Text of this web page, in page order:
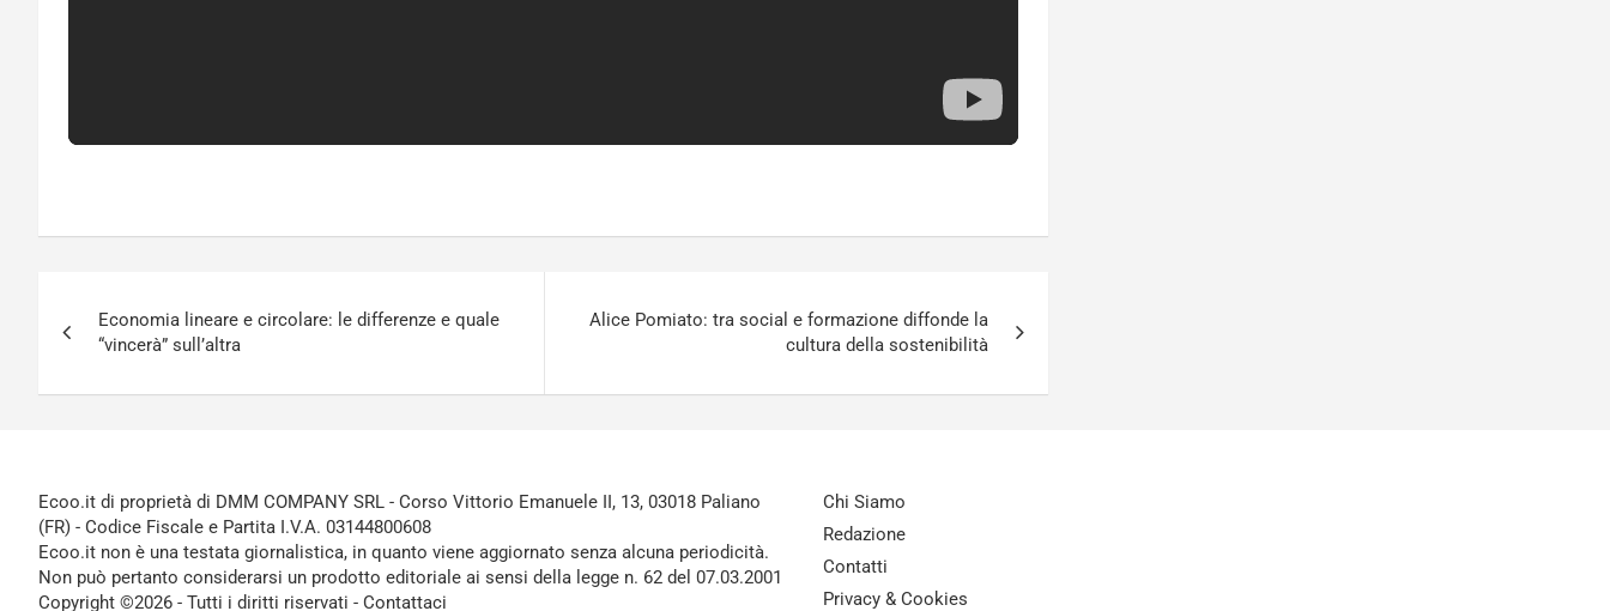
articoli
Economia lineare e circolare: le differenze e quale
“vincerà” sull’altra
Alice Pomiato: tra social e formazione diffonde la
cultura della sostenibilità
Ecoo.it di proprietà di DMM COMPANY SRL - Corso Vittorio Emanuele II, 13, 03018 Paliano
(FR) - Codice Fiscale e Partita I.V.A. 03144800608
Ecoo.it non è una testata giornalistica, in quanto viene aggiornato senza alcuna periodicità.
Non può pertanto considerarsi un prodotto editoriale ai sensi della legge n. 62 del 07.03.2001
Copyright ©2026 - Tutti i diritti riservati - Contattaci
Chi Siamo
Redazione
Contatti
Privacy & Cookies